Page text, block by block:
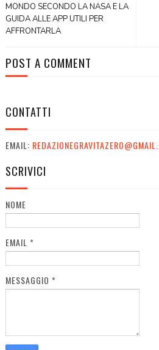
MONDO SECONDO LA NASA E LA
GUIDA ALLE APP UTILI PER
AFFRONTARLA
POST A COMMENT
CONTATTI
EMAIL:
SCRIVICI
NOME
EMAIL *
MESSAGGIO *